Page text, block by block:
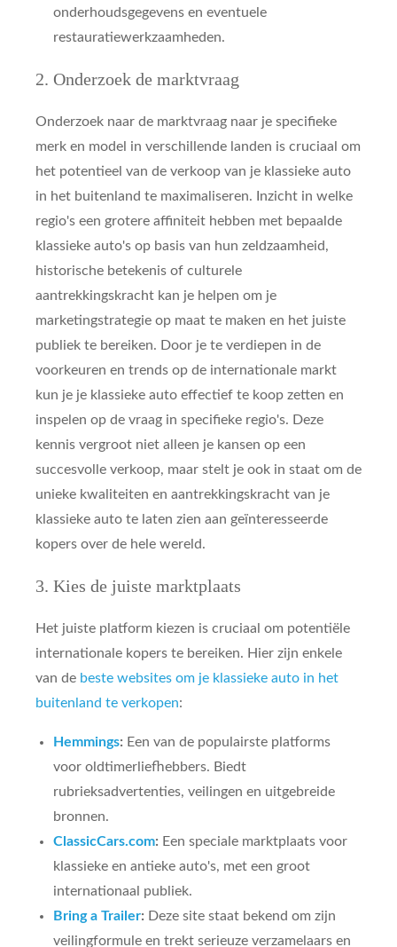
onderhoudsgegevens en eventuele
restauratiewerkzaamheden.
2. Onderzoek de marktvraag
Onderzoek naar de marktvraag naar je specifieke
merk en model in verschillende landen is cruciaal om
het potentieel van de verkoop van je klassieke auto
in het buitenland te maximaliseren. Inzicht in welke
regio's een grotere affiniteit hebben met bepaalde
klassieke auto's op basis van hun zeldzaamheid,
historische betekenis of culturele
aantrekkingskracht kan je helpen om je
marketingstrategie op maat te maken en het juiste
publiek te bereiken. Door je te verdiepen in de
voorkeuren en trends op de internationale markt
kun je je klassieke auto effectief te koop zetten en
inspelen op de vraag in specifieke regio's. Deze
kennis vergroot niet alleen je kansen op een
succesvolle verkoop, maar stelt je ook in staat om de
unieke kwaliteiten en aantrekkingskracht van je
klassieke auto te laten zien aan geïnteresseerde
kopers over de hele wereld.
3. Kies de juiste marktplaats
Het juiste platform kiezen is cruciaal om potentiële
internationale kopers te bereiken. Hier zijn enkele
van de beste websites om je klassieke auto in het
buitenland te verkopen:
Hemmings: Een van de populairste platforms
voor oldtimerliefhebbers. Biedt
rubrieksadvertenties, veilingen en uitgebreide
bronnen.
ClassicCars.com: Een speciale marktplaats voor
klassieke en antieke auto's, met een groot
internationaal publiek.
Bring a Trailer: Deze site staat bekend om zijn
veilingformule en trekt serieuze verzamelaars en